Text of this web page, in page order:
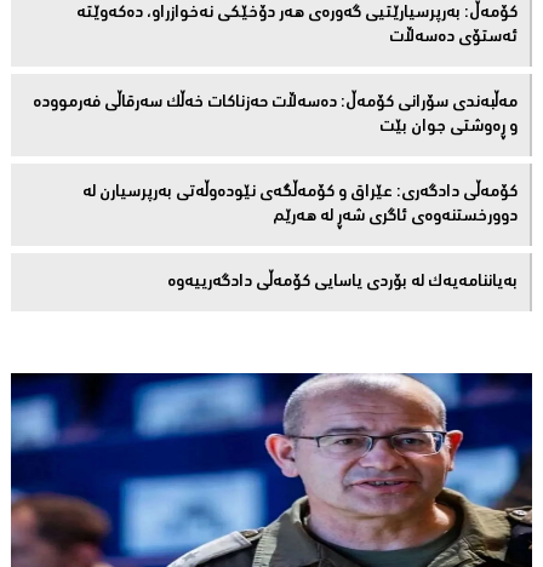
كۆمەڵ: بەرپرسیارێتیی گەورەی هەر دۆخێکی نەخوازراو، دەكەوێتە
ئەستۆی دەسەڵات
مەڵبەندى سۆرانى کۆمەڵ: دەسەڵات حەزناکات خەڵک سەرقاڵى فەرموودە
و ڕەوشتى جوان بێت
کۆمەڵى دادگەرى: عێراق و كۆمەڵگەی نێودەوڵەتی بەرپرسیارن لە
دوورخستنەوەى ئاگری شەڕ لە هەرێم
بەیاننامەیەک لە بۆردی یاسایی کۆمەڵی دادگەرییەوە